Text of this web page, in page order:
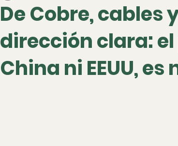
De Cobre, cables
dirección clara:
China ni EEUU, es